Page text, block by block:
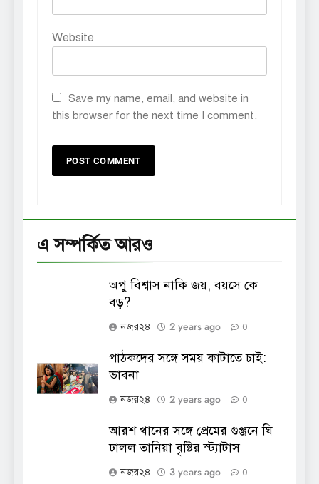
Website
Save my name, email, and website in
this browser for the next time I comment.
এ সম্পর্কিত আরও
অপু বিশ্বাস নাকি জয়, বয়সে কে
বড়?
নজর২৪ 2 years ago 0
পাঠকদের সঙ্গে সময় কাটাতে চাই:
ভাবনা
নজর২৪ 2 years ago 0
আরশ খানের সঙ্গে প্রেমের গুঞ্জনে ঘি
ঢালল তানিয়া বৃষ্টির স্ট্যাটাস
নজর২৪ 3 years ago 0